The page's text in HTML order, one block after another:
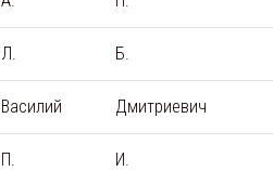
Л. Б.
Василий Дмитриевич
П. И.